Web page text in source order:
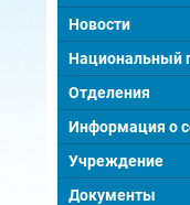
Новости
Национальный
Отделения
Информация о
Учреждение
Документы